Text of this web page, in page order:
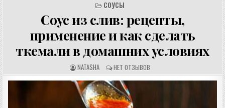
СОУСЫ
Соус из слив: рецепты,
применение и как сделать
ткемали в домашних условиях
А
В
Т
О
Р
NATASHA О
Т
З
Ы
В
Ы
:
НЕТ ОТЗЫВОВ